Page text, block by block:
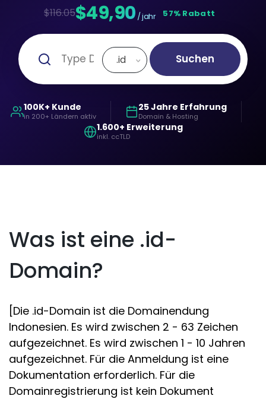
$116.05$49,90 / jahr 57% Rabatt
.id Suchen
100K+ Kunde
in 200+ Ländern aktiv
25 Jahre Erfahrung
Domain & Hosting
1.600+ Erweiterung
inkl. ccTLD
Was ist eine .id-
Domain?
[Die .id-Domain ist die Domainendung
Indonesien. Es wird zwischen 2 - 63 Zeichen
aufgezeichnet. Es wird zwischen 1 - 10 Jahren
aufgezeichnet. Für die Anmeldung ist eine
Dokumentation erforderlich. Für die
Domainregistrierung ist kein Dokument